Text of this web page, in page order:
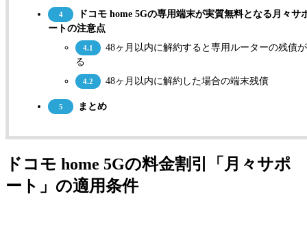
4
ドコモ home 5Gの専用端末が実質無料となる月々サ
ートの注意点
4.1
48ヶ月以内に解約すると専用ルーターの残債
る
4.2 48ヶ月以内に解約した場合の端末残債
5 まとめ
ドコモ home 5Gの料金割引「月々サポ
ート」の適用条件